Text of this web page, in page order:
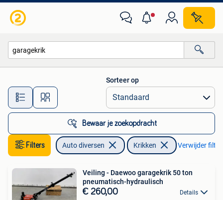
Alle afstanden…
Sorteer op
Bewaar je zoekopdracht
Filters Auto diversen Krikken Verwijder
Veiling - Daewoo garagekrik 50 ton
pneumatisch-hydraulisch
€ 260,00 Details